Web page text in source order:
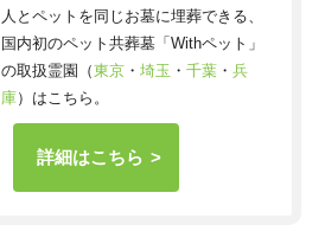
人とペットを同じお墓に埋葬できる、
国内初のペット共葬墓「Withペット」
の取扱霊園（東京・ 埼玉 ・ 千葉・ 兵
庫）はこちら。
詳細はこちら